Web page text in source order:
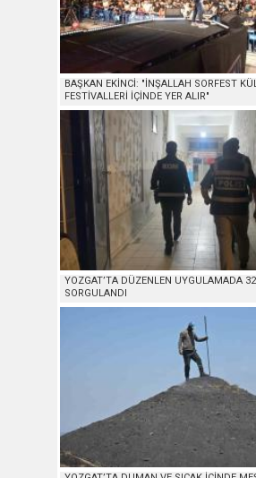
BAŞKAN EKİNCİ: "İNŞALLAH SORFEST
FESTİVALLERİ İÇİNDE YER ALIR"
YOZGAT’TA DÜZENLEN UYGULAMADA
SORGULANDI